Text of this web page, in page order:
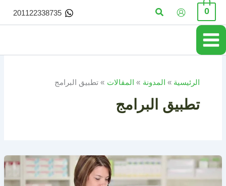
تخطي
المحتوى
0 البحث 201122338735
الرئيسية المدونة المقالات تطبيق البرامج
تطبيق البرامج